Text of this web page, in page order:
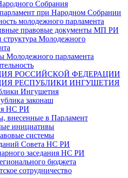
Собрания
при Народном Собрании
молодежного парламента
правовые документы МП РИ
структура Молодежного
Молодежного парламента
РОССИЙСКОЙ ФЕДЕРАЦИИ
РЕСПУБЛИКИ ИНГУШЕТИЯ
Ингушетия
законаш
НС РИ
внесенные в Парламент
инициативы
системы
Совета НС РИ
заседания НС РИ
бюджета
сотрудничество